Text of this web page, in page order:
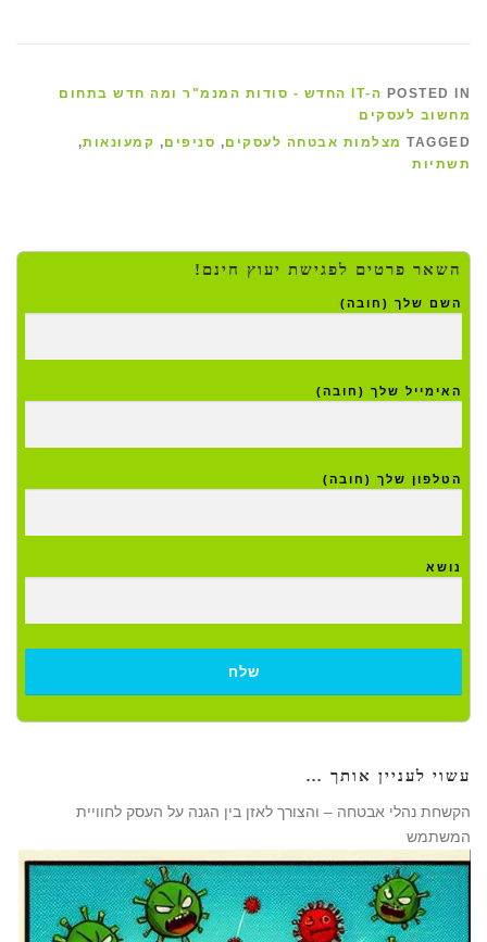
POSTED IN
ה-IT החדש - סודות המנמ"ר ומה חדש בתחום
מחשוב לעסקים
TAGGED מצלמות אבטחה לעסקים, סניפים, קמעונאות,
תשתיות
השאר פרטים לפגישת יעוץ חינם!
השם שלך (חובה)
האימייל שלך (חובה)
הטלפון שלך (חובה)
נושא
עשוי לעניין אותך …
הקשחת נהלי אבטחה – והצורך לאזן בין הגנה על העסק לחוויית
המשתמש